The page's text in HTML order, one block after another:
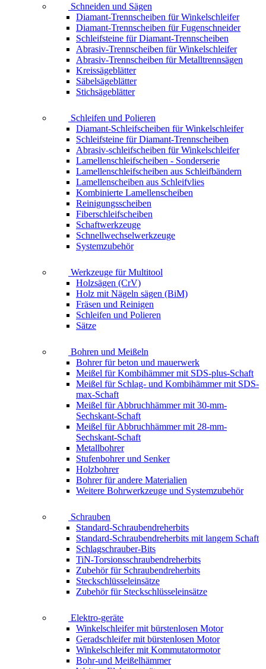
Schneiden und Sägen
Diamant-Trennscheiben für Winkelschleifer
Diamant-Trennscheiben für Fugenschneider
Schleifsteine für Diamant-Trennscheiben
Abrasiv-Trennscheiben für Winkelschleifer
Abrasiv-Trennscheiben für Metalltrennsägen
Kreissägeblätter
Säbelsägeblätter
Stichsägeblätter
Schleifen und Polieren
Diamant-Schleifscheiben für Winkelschleifer
Schleifsteine für Diamant-Trennscheiben
Abrasiv-schleifscheiben für Winkelschleifer
Lamellenschleifscheiben - Sonderserie
Lamellenschleifscheiben aus Schleifbändern
Lamellenscheiben aus Schleifvlies
Kombinierte Lamellenscheiben
Reinigungsscheiben
Fiberschleifscheiben
Schaftwerkzeuge
Schnellwechselwerkzeuge
Systemzubehör
Werkzeuge für Multitool
Holzsägen (CrV)
Holz mit Nägeln sägen (BiM)
Fräsen und Reinigen
Schleifen und Polieren
Sätze
Bohren und Meißeln
Bohrer für beton und mauerwerk
Meißel für Kombihämmer mit SDS-plus-Schaft
Meißel für Schlag- und Kombihämmer mit SDS-
max-Schaft
Meißel für Abbruchhämmer mit 30-mm-
Sechskant-Schaft
Meißel für Abbruchhämmer mit 28-mm-
Sechskant-Schaft
Metallbohrer
Stufenbohrer und Senker
Holzbohrer
Bohrer für andere Materialien
Weitere Bohrwerkzeuge und Systemzubehör
Schrauben
Standard-Schraubendreherbits
Standard-Schraubendreherbits mit langem Schaft
Schlagschrauber-Bits
TiN-Torsionsschraubendreherbits
Zubehör für Schraubendreherbits
Steckschlüsseleinsätze
Zubehör für Steckschlüsseleinsätze
Elektro-geräte
Winkelschleifer mit bürstenlosen Motor
Geradschleifer mit bürstenlosen Motor
Winkelschleifer mit Kommutatormotor
Bohr-und Meißelhämmer